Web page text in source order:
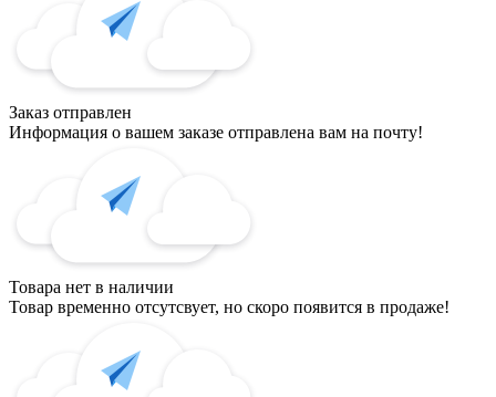
Заказ отправлен
Информация о вашем заказе отправлена вам на почту!
Товара нет в наличии
Товар временно отсутсвует, но скоро появится в продаже!